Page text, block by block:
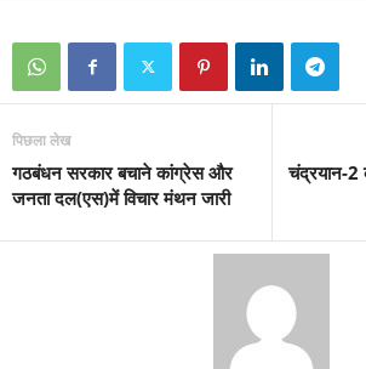
पिछला लेख
गठबंधन सरकार बचाने कांग्रेस और
जनता दल(एस)में विचार मंथन जारी
चंद्रयान-2